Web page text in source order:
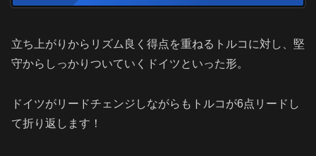
立ち上がりからリズム良く得点を重ねるトルコに対し、堅
守からしっかりついていくドイツといった形。
ドイツがリードチェンジしながらもトルコが6点リードし
て折り返します！